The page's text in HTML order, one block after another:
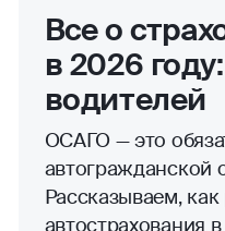
Все о
в 2026
водителей
ОСАГО — это
автогражданской
Рассказываем,